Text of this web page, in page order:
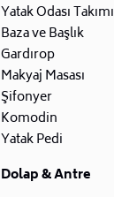
Yatak Odası Takımı
Baza ve Başlık
Gardırop
Makyaj Masası
Şifonyer
Komodin
Yatak Pedi
Dolap & Antre